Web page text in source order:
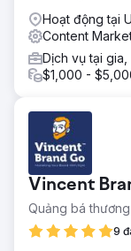
Hoạt động tại
Content
Dịch vụ tại
$1,000 -
Vincent
Quảng bá
9